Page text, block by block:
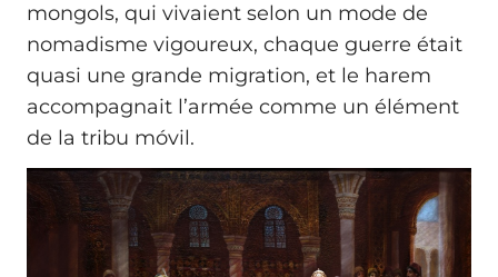
mongols, qui vivaient selon un mode de
nomadisme vigoureux, chaque guerre était
quasi une grande migration, et le harem
accompagnait l’armée comme un élément
de la tribu móvil.